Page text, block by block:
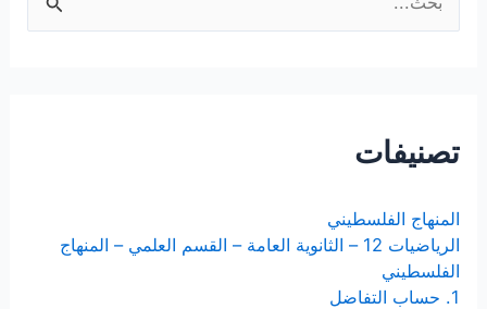
ل
ع
:
تصنيفات
المنهاج الفلسطيني
الرياضيات 12 – الثانوية العامة – القسم العلمي – المنهاج
الفلسطيني
1. حساب التفاضل